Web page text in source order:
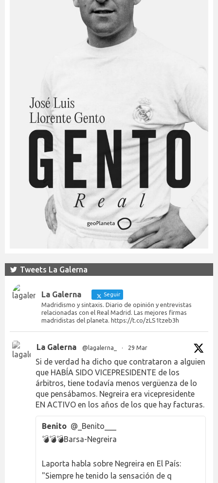
Tweets La Galerna
La Galerna Seguir
Madridismo y sintaxis. Diario de opinión y entrevistas
relacionadas con el Real Madrid. Las mejores firmas
madridistas del planeta. https://t.co/zLS1tzeb3h
La Galerna @lagalerna_ · 29 Mar
Si de verdad ha dicho que contrataron a alguien
que HABÍA SIDO VICEPRESIDENTE de los
árbitros, tiene todavía menos vergüenza de lo
que pensábamos. Negreira era vicepresidente
EN ACTIVO en los años de los que hay facturas.
Benito @_Benito___
💣💣💣Barsa-Negreira
Laporta habla sobre Negreira en El País:
"Siempre he tenido la sensación de q